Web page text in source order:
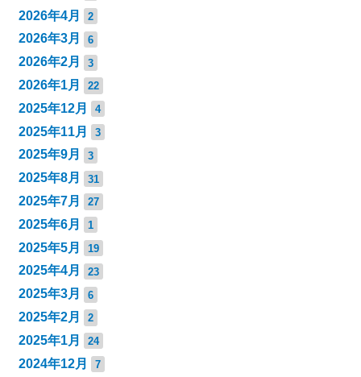
2026年4月 2
2026年3月 6
2026年2月 3
2026年1月 22
2025年12月 4
2025年11月 3
2025年9月 3
2025年8月 31
2025年7月 27
2025年6月 1
2025年5月 19
2025年4月 23
2025年3月 6
2025年2月 2
2025年1月 24
2024年12月 7